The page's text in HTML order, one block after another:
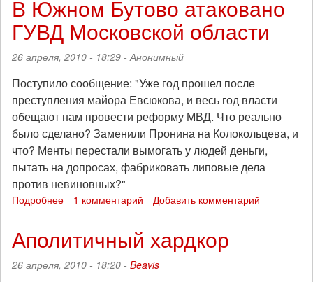
альтерглобалистов
В Южном Бутово атаковано
ГУВД Московской области
26 апреля, 2010 - 18:29 -Анонимный
Поступило сообщение: "Уже год прошел после
преступления майора Евсюкова, и весь год власти
обещают нам провести реформу МВД. Что реально
было сделано? Заменили Пронина на Колокольцева, и
что? Менты перестали вымогать у людей деньги,
пытать на допросах, фабриковать липовые дела
против невиновных?"
Подробнее
Бутово
ГУВД
1 комментарий Добавить комментарий
Аполитичный хардкор
26 апреля, 2010 - 18:20 - Beavis